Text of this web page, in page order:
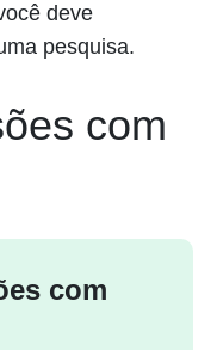
deve
pesquisa.
com
com